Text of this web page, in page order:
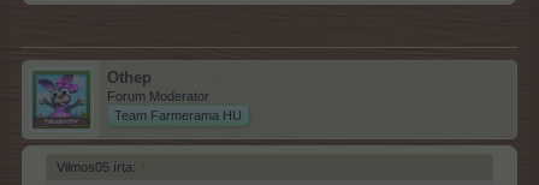
Othep
Forum Moderator
Team Farmerama HU
Vilmos05 írta: ↑